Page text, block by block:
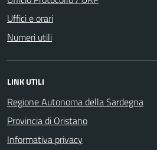
Uffici e orari
Numeri utili
LINK UTILI
Regione Autonoma della Sardegna
Provincia di Oristano
Informativa privacy